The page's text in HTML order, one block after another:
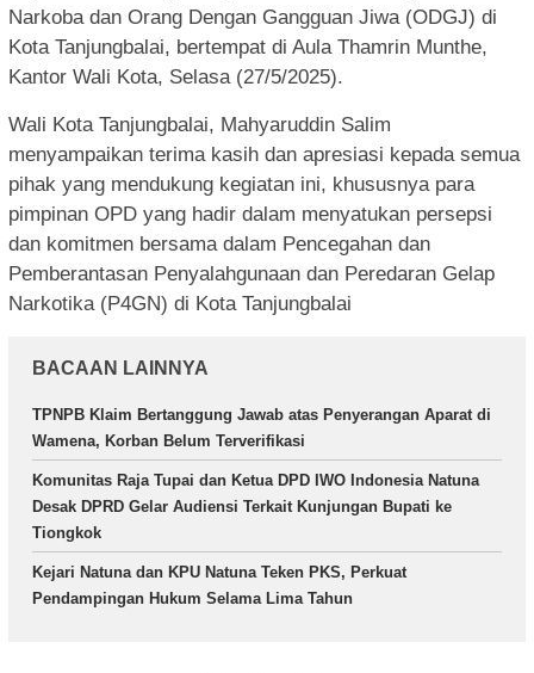
Narkoba dan Orang Dengan Gangguan Jiwa (ODGJ) di
Kota Tanjungbalai, bertempat di Aula Thamrin Munthe,
Kantor Wali Kota, Selasa (27/5/2025).
Wali Kota Tanjungbalai, Mahyaruddin Salim
menyampaikan terima kasih dan apresiasi kepada semua
pihak yang mendukung kegiatan ini, khususnya para
pimpinan OPD yang hadir dalam menyatukan persepsi
dan komitmen bersama dalam Pencegahan dan
Pemberantasan Penyalahgunaan dan Peredaran Gelap
Narkotika (P4GN) di Kota Tanjungbalai
BACAAN LAINNYA
TPNPB Klaim Bertanggung Jawab atas Penyerangan Aparat di
Wamena, Korban Belum Terverifikasi
Komunitas Raja Tupai dan Ketua DPD IWO Indonesia Natuna
Desak DPRD Gelar Audiensi Terkait Kunjungan Bupati ke
Tiongkok
Kejari Natuna dan KPU Natuna Teken PKS, Perkuat
Pendampingan Hukum Selama Lima Tahun